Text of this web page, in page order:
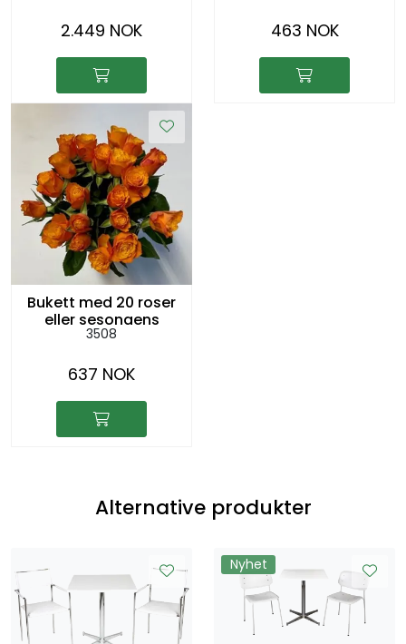
2.449 NOK 463 NOK
Bukett med 20 roser
eller sesongens
blomster i vase
3508
637 NOK
Alternative produkter
Nyhet